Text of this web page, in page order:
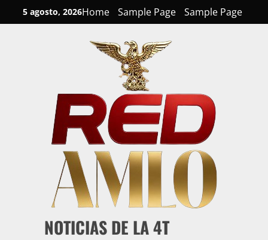
to
5 agosto, 2026Home Sample Page Sample Page
NOTICIAS DE LA 4T